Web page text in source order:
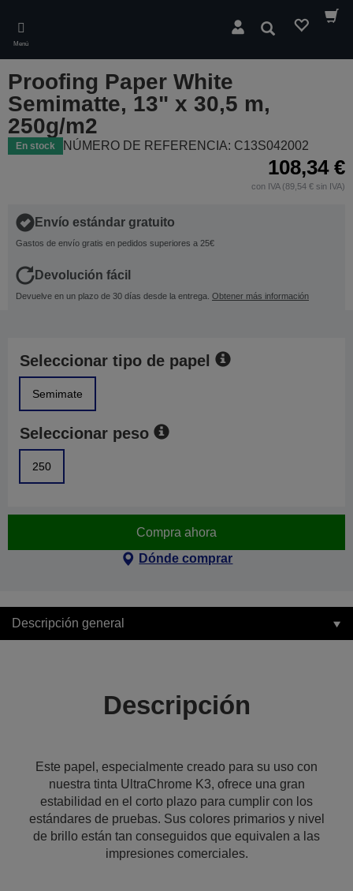
main
content
Menú
Buscar
Proofing Paper White
Semimatte, 13" x 30,5 m,
250g/m2
En stock NÚMERO DE REFERENCIA: C13S042002
108,34 €
con IVA (89,54 € sin IVA)
Envío estándar gratuito
Gastos de envío gratis en pedidos superiores a 25€
Devolución fácil
Devuelve en un plazo de 30 días desde la entrega. Obtener más información
Seleccionar tipo de papel
Semimate
Seleccionar peso
250
Compra ahora
Dónde comprar
Descripción general
Descripción
Este papel, especialmente creado para su uso con
nuestra tinta UltraChrome K3, ofrece una gran
estabilidad en el corto plazo para cumplir con los
estándares de pruebas. Sus colores primarios y nivel
de brillo están tan conseguidos que equivalen a las
impresiones comerciales.